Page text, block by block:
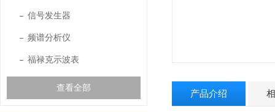
信号发生器
频谱分析仪
福禄克示波表
查看全部
产品介绍